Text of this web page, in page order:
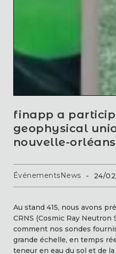
finapp a
geophysical
nouvelle-orléans
Événements News - 24/
Au stand 415, nous avons
CRNS (Cosmic Ray Neutron
comment nos sondes
grande échelle, en temps
teneur en eau du sol et de